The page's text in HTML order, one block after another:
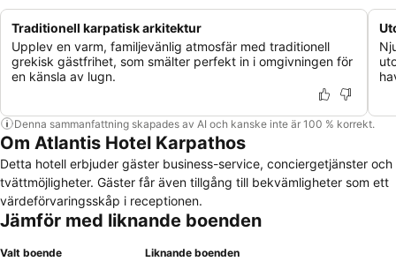
Traditionell karpatisk arkitektur
Upplev en varm, familjevänlig atmosfär med traditionell
grekisk gästfrihet, som smälter perfekt in i omgivningen för
en känsla av lugn.
Denna sammanfattning skapades av AI och kanske inte är 100 % korrekt.
Om Atlantis Hotel Karpathos
Detta hotell erbjuder gäster business-service, conciergetjänster och
tvättmöjligheter. Gäster får även tillgång till bekvämligheter som ett
värdeförvaringsskåp i receptionen.
Jämför med liknande boenden
Valt boende Liknande boenden